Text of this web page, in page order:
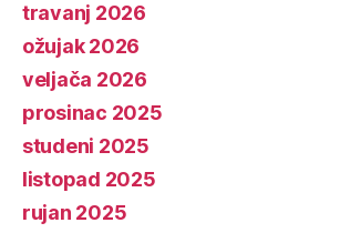
travanj 2026
ožujak 2026
veljača 2026
prosinac 2025
studeni 2025
listopad 2025
rujan 2025